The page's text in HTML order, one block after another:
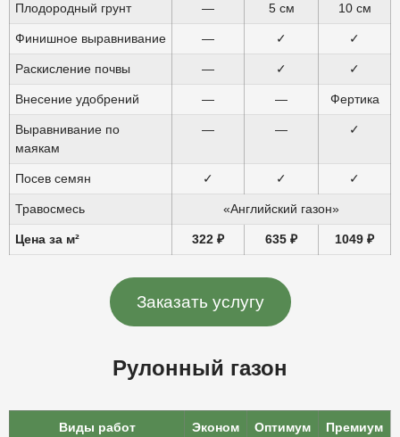
Плодородный грунт — 5 см 10 см
Финишное выравнивание — ✓ ✓
Раскисление почвы — ✓ ✓
Внесение удобрений — — Фертика
Выравнивание по
маякам
— — ✓
Посев семян ✓ ✓ ✓
Травосмесь «Английский газон»
Цена за м² 322 ₽ 635 ₽ 1049 ₽
Заказать услугу
Рулонный газон
Виды работ Эконом Оптимум Премиум